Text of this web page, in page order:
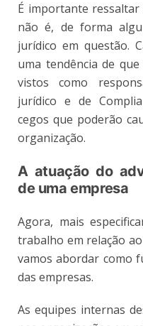
É importante
não é, de forma
jurídico em questão.
uma tendência de
vistos como
jurídico e de
cegos que poderão
organização.
A atuação do
de uma empresa
Agora, mais
trabalho em relação
vamos abordar como
das empresas.
As equipes internas